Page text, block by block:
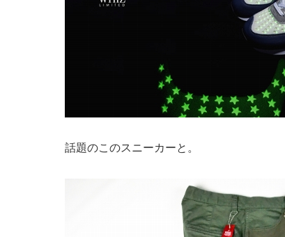
話題のこのスニーカーと。